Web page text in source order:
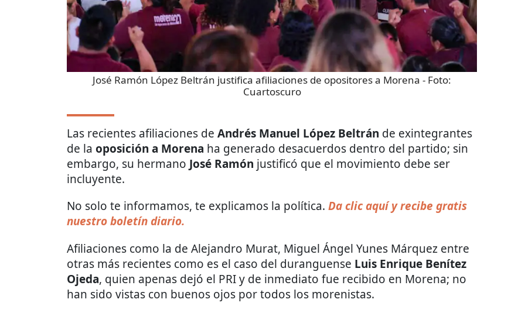
José Ramón López Beltrán justifica afiliaciones de opositores a Morena - Foto:
Cuartoscuro
Las recientes afiliaciones de Andrés Manuel López Beltrán de exintegrantes
de la oposición a Morena ha generado desacuerdos dentro del partido; sin
embargo, su hermano José Ramón justificó que el movimiento debe ser
incluyente.
No solo te informamos, te explicamos la política. Da clic aquí y recibe gratis
nuestro boletín diario.
Afiliaciones como la de Alejandro Murat, Miguel Ángel Yunes Márquez entre
otras más recientes como es el caso del duranguense Luis Enrique Benítez
Ojeda, quien apenas dejó el PRI y de inmediato fue recibido en Morena; no
han sido vistas con buenos ojos por todos los morenistas.